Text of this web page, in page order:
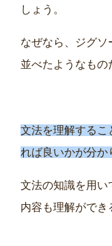
しょう。
なぜなら、ジグソ
並べたようなもの
文法を理解するこ
れば良いかが分か
文法の知識を用い
内容も理解ができ